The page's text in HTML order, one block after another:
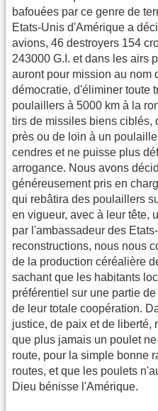
bafouées par ce genre de
Etats-Unis d'Amérique a
avions, 46 destroyers 154
243000 G.I. et dans les airs
auront pour mission au nom
démocratie, d'éliminer toute
poulaillers à 5000 km à la
tirs de missiles biens ciblés,
près ou de loin à un
cendres et ne puisse plus
arrogance. Nous avons
généreusement pris en
qui rebâtira des poulaillers
en vigueur, avec à leur tête,
par l'ambassadeur des
reconstructions, nous nous
de la production céréalière
sachant que les habitants
préférentiel sur une partie
de leur totale coopération.
justice, de paix et de liberté,
que plus jamais un poulet
route, pour la simple bonne
routes, et que les poulets
Dieu bénisse l'Amérique.